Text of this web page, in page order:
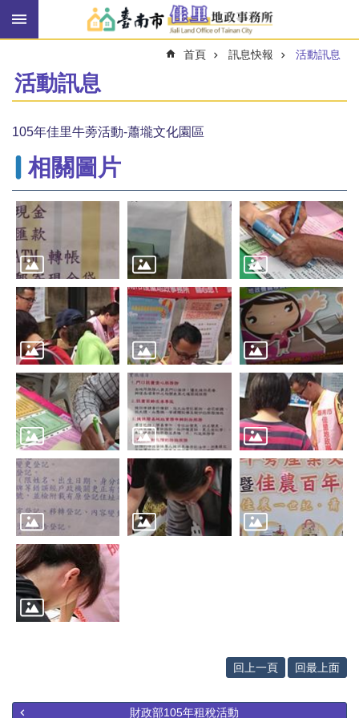
跳到主要內容區塊
搜
搜
尋
快
報
機
關
簡
介
線
上
申
辦
與
查
詢
便
民
服
務
民
意
交
流
載
題
首頁 訊息快報 活動訊息
活動訊息
105年佳里牛蒡活動-蕭壠文化園區
相關圖片
回上一頁 回最上面
財政部105年租稅活動